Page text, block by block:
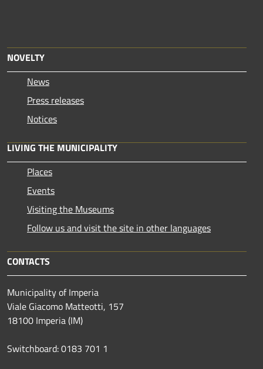
NOVELTY
News
Press releases
Notices
LIVING THE MUNICIPALITY
Places
Events
Visiting the Museums
Follow us and visit the site in other languages
CONTACTS
Municipality of Imperia
Viale Giacomo Matteotti, 157
18100 Imperia (IM)
Switchboard: 0183 701 1